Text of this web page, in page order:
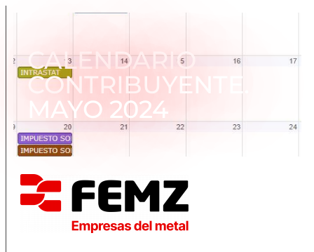
CALENDARIO
CONTRIBUYENTE.
MAYO 2024